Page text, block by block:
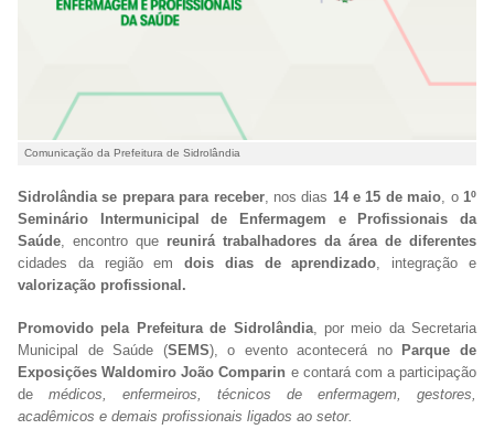
Comunicação da Prefeitura de Sidrolândia
Sidrolândia se prepara para receber, nos dias 14 e 15 de maio, o1º
Seminário Intermunicipal de Enfermagem e Profissionais da
Saúde, encontro que reunirá trabalhadores da área de diferentes
cidades da região emdois dias de aprendizado, integração e
valorização profissional.
Promovido pela Prefeitura de Sidrolândia, por meio da Secretaria
Municipal de Saúde (SEMS), o evento acontecerá noParque de
Exposições Waldomiro João Comparin e contará com a participação
de médicos, enfermeiros, técnicos de enfermagem, gestores,
acadêmicos e demais profissionais ligados ao setor.